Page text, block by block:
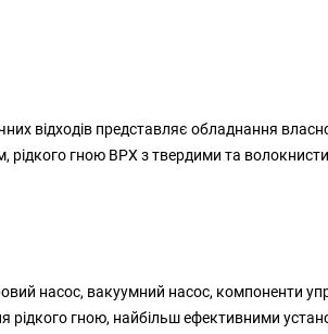
відходів представляє обладнання
рідкого гною ВРХ з твердими та
насос, вакуумний насос, компоненти
гною, найбільш ефективними